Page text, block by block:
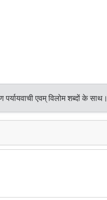
एवम् विलोम शब्दों के साथ।